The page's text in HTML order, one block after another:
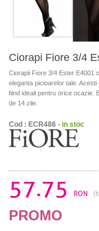
Ciorapi Fiore 3/4
Ciorapii Fiore 3/4 Ester E4001
eleganta picioarelor tale.
fiind ideali pentru orice ocazie.
de 14 zile.
Cod : ECR486 - in stoc
57.75 RON
PROMO